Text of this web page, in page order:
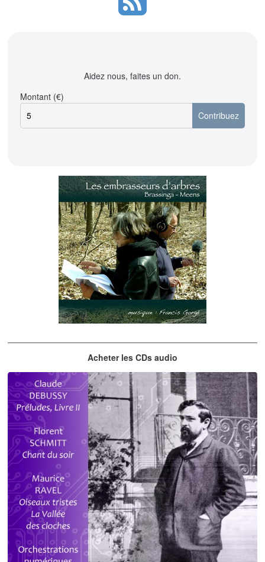
Aidez nous, faites un don.
Montant (€)
Les embrasseurs d'arbres
Acheter les CDs audio